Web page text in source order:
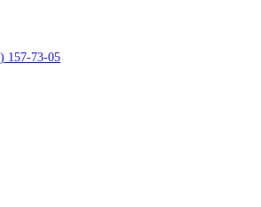
157-73-05